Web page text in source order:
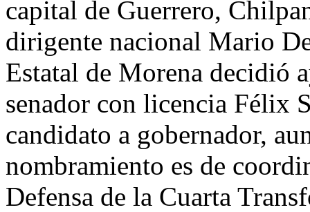
capital de Guerrero,
dirigente nacional Mario
Estatal de Morena decidió
senador con licencia Félix
candidato a gobernador,
nombramiento es de
Defensa de la Cuarta